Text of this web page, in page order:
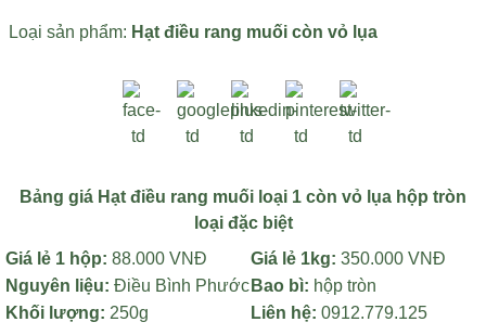
Loại sản phẩm: Hạt điều rang muối còn vỏ lụa
Bảng giá Hạt điều rang muối loại 1 còn vỏ lụa hộp tròn
loại đặc biệt
Giá lẻ 1 hộp: 88.000 VNĐ Giá lẻ 1kg: 350.000 VNĐ
Nguyên liệu:Điều Bình Phước Bao bì: hộp tròn
Khối lượng: 250g Liên hệ: 0912.779.125